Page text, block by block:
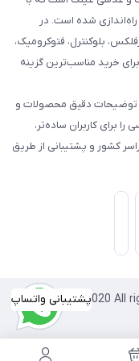
شده است. در
بلوکنترل، فتوکرومیک،
خرید مناسب‌ترین گزینه
توضیحات دقیق محصولات و
برای کاربران ساده‌تر،
کشور و پشتیبانی از طریق
پشتیبانی واتساپ
Copyright©2020 All